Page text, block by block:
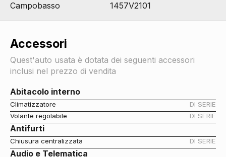
Campobasso 1457V2101
Accessori
Quest'auto usata è dotata dei seguenti accessori
inclusi nel prezzo di vendita
Abitacolo interno
Climatizzatore
DI SERIE
Volante regolabile
DI SERIE
Antifurti
Chiusura centralizzata DI SERIE
Audio e Telematica